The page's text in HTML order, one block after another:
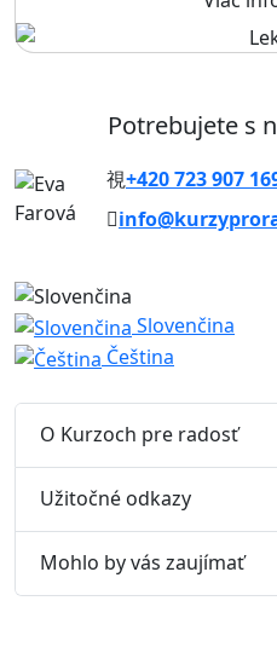
Potrebujete s
+420 723 907
Slovenčina
Čeština
O Kurzoch pre radosť
Užitočné odkazy
Mohlo by vás zaujímať